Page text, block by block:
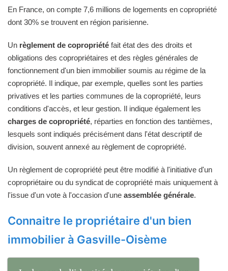
En France, on compte 7,6 millions de logements en copropriété
dont 30% se trouvent en région parisienne.
Un règlement de copropriété fait état des des droits et
obligations des copropriétaires et des règles générales de
fonctionnement d'un bien immobilier soumis au régime de la
copropriété. Il indique, par exemple, quelles sont les parties
privatives et les parties communes de la copropriété, leurs
conditions d'accès, et leur gestion. Il indique également les
charges de copropriété, réparties en fonction des tantièmes,
lesquels sont indiqués précisément dans l'état descriptif de
division, souvent annexé au règlement de copropriété.
Un règlement de copropriété peut être modifié à l'initiative d'un
copropriétaire ou du syndicat de copropriété mais uniquement à
l'issue d'un vote à l'occasion d'une assemblée générale.
Connaitre le propriétaire d'un bien
immobilier à Gasville-Oisème